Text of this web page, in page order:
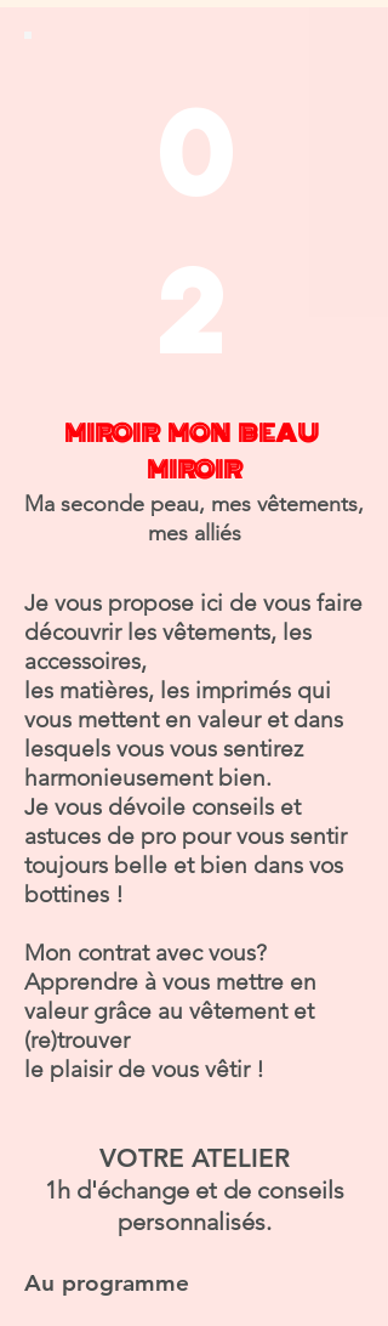
0
2
MIROIR MON BEAU
MIROIR
Ma seconde peau, mes vêtements,
mes alliés
Je vous propose ici de vous faire
découvrir les vêtements, les
accessoires,
les matières, les imprimés qui
vous mettent en valeur et dans
lesquels vous vous sentirez
harmonieusement bien.
Je vous dévoile conseils et
astuces de pro pour vous sentir
toujours belle et bien dans vos
bottines !
Mon contrat avec vous?
Apprendre à vous mettre en
valeur grâce au vêtement et
(re)trouver
le plaisir de vous vêtir !
VOTRE ATELIER
1h d'échange et de conseils
personnalisés.
Au programme